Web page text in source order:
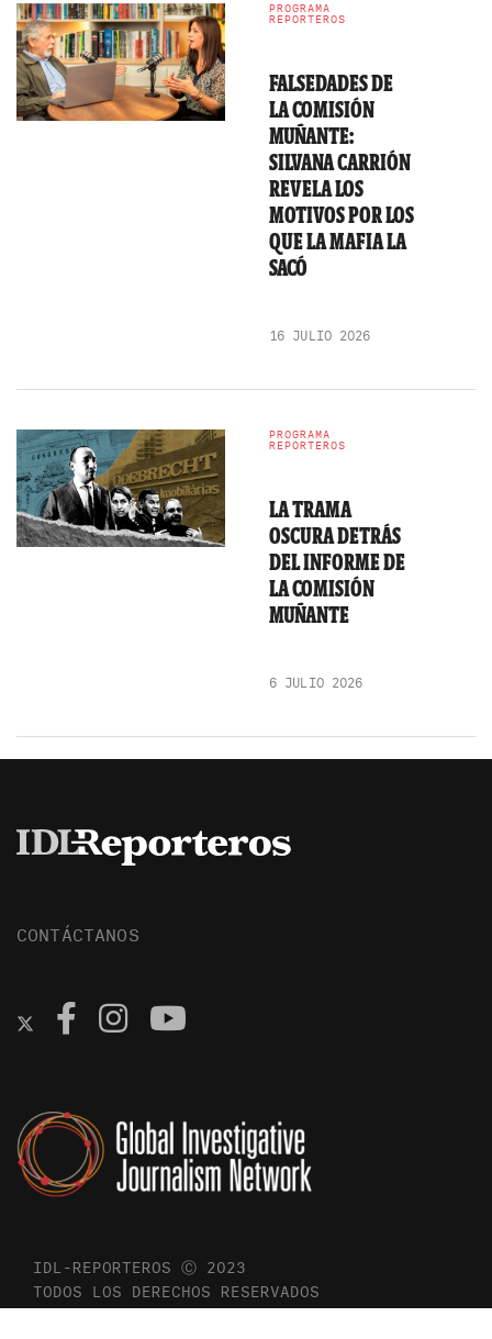
PROGRAMA
REPORTEROS
FALSEDADES DE
LA COMISIÓN
MUÑANTE:
SILVANA CARRIÓN
REVELA LOS
MOTIVOS POR LOS
QUE LA MAFIA LA
SACÓ
16 JULIO 2026
PROGRAMA
REPORTEROS
LA TRAMA
OSCURA DETRÁS
DEL INFORME DE
LA COMISIÓN
MUÑANTE
6 JULIO 2026
CONTÁCTANOS
IDL-REPORTEROS Ⓒ 2023
TODOS LOS DERECHOS RESERVADOS